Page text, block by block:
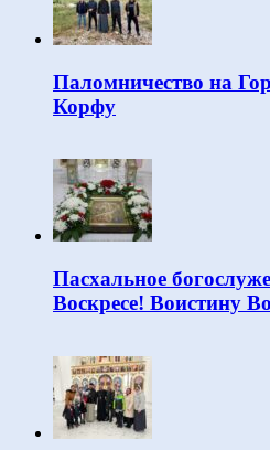
Паломничество на
Корфу
Пасхальное
Воскресе! Воистину